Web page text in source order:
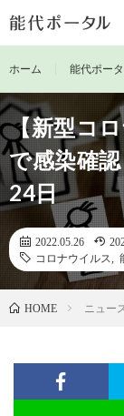
ホーム 能代ポー
【新型コ
で感染確
24日
2022.05.26
コロナウイルス
HOME ニュー